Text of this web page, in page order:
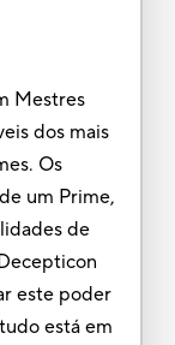
Mestres
dos mais
Os
um Prime,
de
este poder
está em